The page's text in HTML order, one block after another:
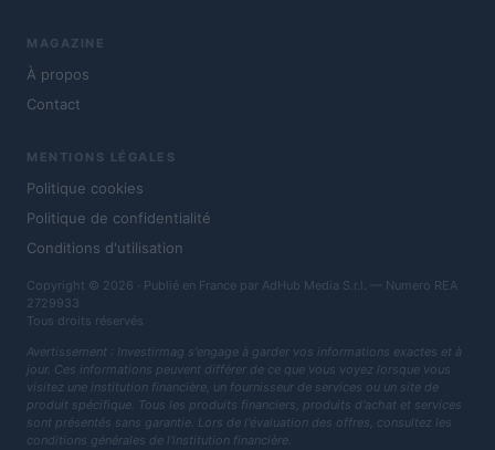
MAGAZINE
À propos
Contact
MENTIONS LÉGALES
Politique cookies
Politique de confidentialité
Conditions d'utilisation
Copyright © 2026 · Publié en France par AdHub Media S.r.l. — Numero REA
2729933
Tous droits réservés
Avertissement : Investirmag s'engage à garder vos informations exactes et à
jour. Ces informations peuvent différer de ce que vous voyez lorsque vous
visitez une institution financière, un fournisseur de services ou un site de
produit spécifique. Tous les produits financiers, produits d'achat et services
sont présentés sans garantie. Lors de l'évaluation des offres, consultez les
conditions générales de l'institution financière.